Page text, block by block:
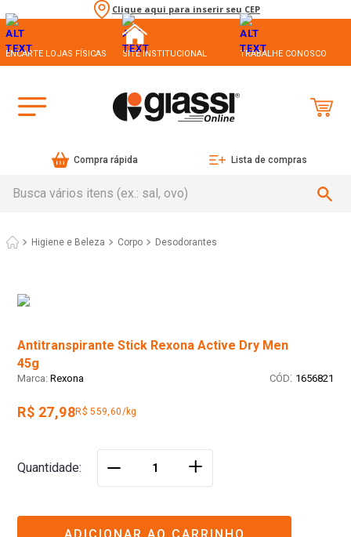
Clique aqui para inserir seu CEP
ENCARTE LOJAS FÍSICAS SITE INSTITUCIONAL TRABALHE CONOSCO
Compra rápida Lista de compras
Higiene e Beleza Corpo Desodorantes
Antitranspirante Stick Rexona Active Dry Men
45g
Rexona : 1656821
R$ 27,98R$ 559,60/kg
Quantidade ＋